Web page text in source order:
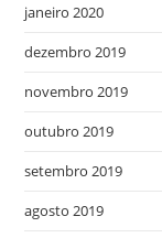
janeiro 2020
dezembro 2019
novembro 2019
outubro 2019
setembro 2019
agosto 2019